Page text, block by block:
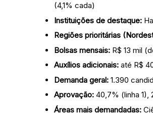
(4,1% cada)
Instituições de destaque:
Regiões prioritárias
Bolsas mensais: R$ 13 mil
Auxílios adicionais: até R$
Demanda geral: 1.390
Aprovação: 40,7% (linha 1),
Áreas mais demandadas: